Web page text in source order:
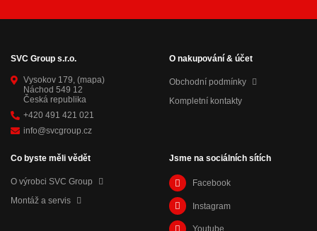
SVC Group s.r.o.
Vysokov 179, (mapa)
Náchod 549 12
Česká republika
+420 491 421 021
info@svcgroup.cz
O nakupování & účet
Obchodní podmínky
Kompletní kontakty
Co byste měli vědět
O výrobci SVC Group
Montáž a servis
Jsme na sociálních sítích
Facebook
Instagram
Youtube